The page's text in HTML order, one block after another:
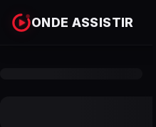
ONDE ASSISTIR